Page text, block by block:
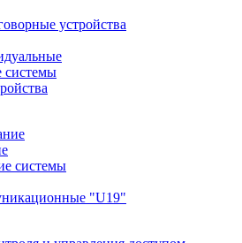
устройства
системы
системы
"U19"